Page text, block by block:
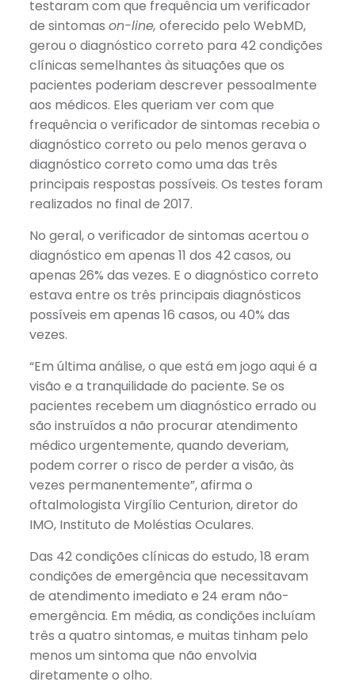
testaram com que frequência um verificador
de sintomas on-line, oferecido pelo WebMD,
gerou o diagnóstico correto para 42 condições
clínicas semelhantes às situações que os
pacientes poderiam descrever pessoalmente
aos médicos. Eles queriam ver com que
frequência o verificador de sintomas recebia o
diagnóstico correto ou pelo menos gerava o
diagnóstico correto como uma das três
principais respostas possíveis. Os testes foram
realizados no final de 2017.
No geral, o verificador de sintomas acertou o
diagnóstico em apenas 11 dos 42 casos, ou
apenas 26% das vezes. E o diagnóstico correto
estava entre os três principais diagnósticos
possíveis em apenas 16 casos, ou 40% das
vezes.
“Em última análise, o que está em jogo aqui é a
visão e a tranquilidade do paciente. Se os
pacientes recebem um diagnóstico errado ou
são instruídos a não procurar atendimento
médico urgentemente, quando deveriam,
podem correr o risco de perder a visão, às
vezes permanentemente”, afirma o
oftalmologista Virgílio Centurion, diretor do
IMO, Instituto de Moléstias Oculares.
Das 42 condições clínicas do estudo, 18 eram
condições de emergência que necessitavam
de atendimento imediato e 24 eram não-
emergência. Em média, as condições incluíam
três a quatro sintomas, e muitas tinham pelo
menos um sintoma que não envolvia
diretamente o olho.